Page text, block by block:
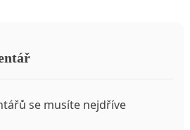
se musíte nejdříve